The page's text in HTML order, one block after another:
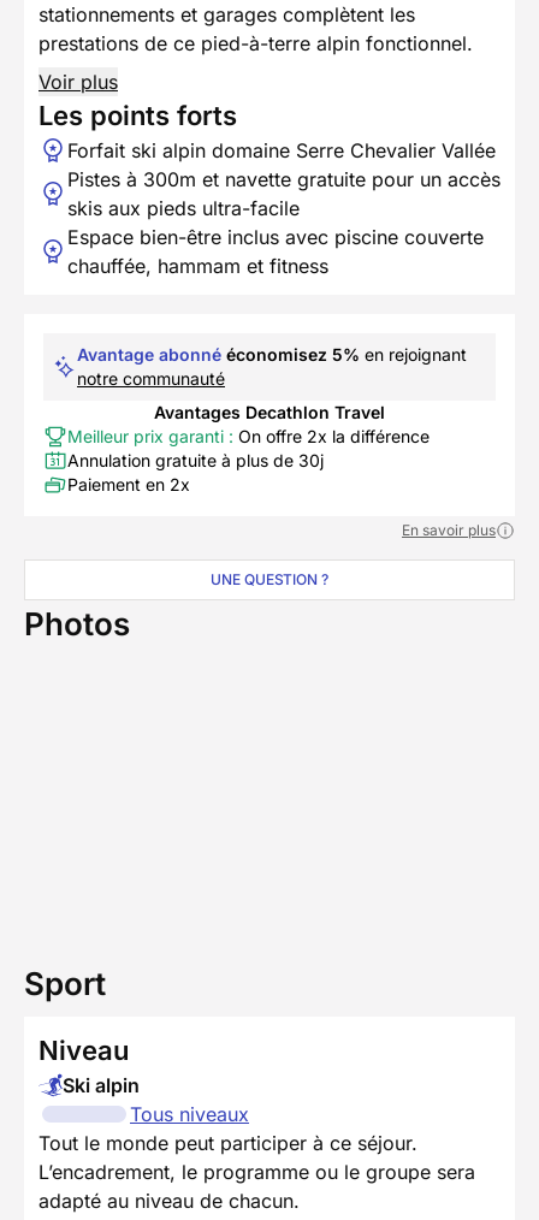
stationnements et garages complètent les
prestations de ce pied-à-terre alpin fonctionnel.
Voir plus
Les points forts
Forfait ski alpin domaine Serre Chevalier Vallée
Pistes à 300m et navette gratuite pour un accès
skis aux pieds ultra-facile
Espace bien-être inclus avec piscine couverte
chauffée, hammam et fitness
Avantage abonné économisez 5% en rejoignant
notre communauté
Avantages Decathlon Travel
Meilleur prix garanti : On offre 2x la différence
Annulation gratuite à plus de 30j
Paiement en 2x
En savoir plus
UNE QUESTION ?
Photos
Sport
Niveau
Ski alpin
Tous niveaux
Tout le monde peut participer à ce séjour.
L’encadrement, le programme ou le groupe sera
adapté au niveau de chacun.